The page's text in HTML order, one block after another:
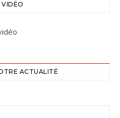
VIDÉO
ACTUALITÉ